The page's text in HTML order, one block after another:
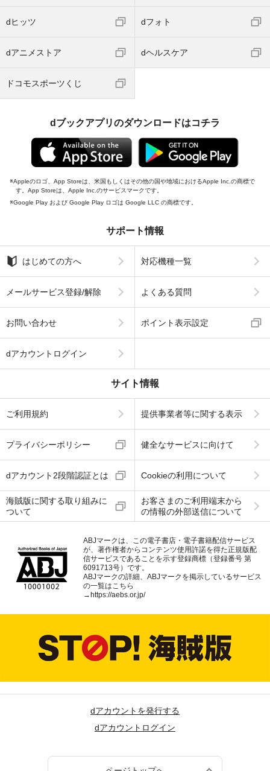
dヒッツ dフォト
dアニメストア dヘルスケア
ドコモスポーツくじ
dブックアプリのダウンロードはコチラ
Appleのロゴ、App Storeは、米国もしくはその他の国や地域におけるApple Inc.の商標で
す。App Storeは、Apple Inc.のサービスマークです。
Google Play および Google Play ロゴは Google LLC の商標です。
サポート情報
はじめての方へ 対応機種一覧
メールサービス登録/解除 よくある質問
お問い合わせ ポイント表示設定
dアカウントログイン
サイト情報
ご利用規約 提供事業者等に関する表示
プライバシーポリシー 健全なサービスに向けて
dアカウント2段階認証とは Cookieの利用について
海賊版に関する取り組みに
ついて
お客さまのご利用端末から
の情報の外部送信について
ABJマークは、この電子書店・電子書籍配信サービス
が、著作権者からコンテンツ使用許諾を得た正規版配
信サービスであることを示す登録商標（登録番号 第
6091713号）です。
ABJマークの詳細、ABJマークを掲示しているサービス
の一覧はこちら
→ https://aebs.or.jp/
dアカウントを発行する
dアカウントログイン